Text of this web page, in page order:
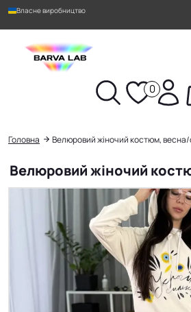
Власне виробництво
0
Пошук
Головна Велюровий жіночий костюм, весна/
Велюровий жіночий